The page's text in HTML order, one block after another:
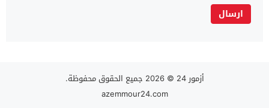
أزمور 24
© 2026 جميع الحقوق محفوظة.
azemmour24.com